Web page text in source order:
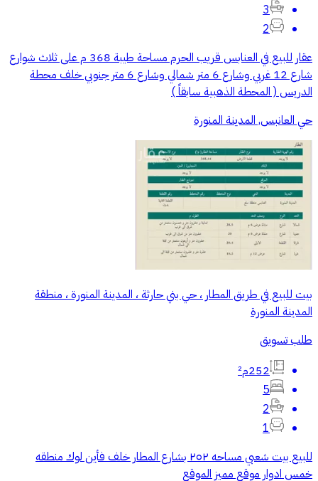
3
2
عقار للبيع في العنابس قريب الحرم مساحة طيبة 368 م على ثلاث شوارع
شارع 12 غربي وشارع 6 متر شمالي وشارع 6 متر جنوبي خلف محطة
الدريس ( المحطة الذهبية سابقاً )
حي العانبس, المدينة المنورة
بيت للبيع في طريق المطار ، حي بني حارثة ، المدينة المنورة ، منطقة
المدينة المنورة
طلب تسويق
252م²
5
2
1
للبيع بيت شعبي مساحه ٢٥٢ بشارع المطار خلف فأين لوك منطقه
خمس ادوار موقع مميز الموقع